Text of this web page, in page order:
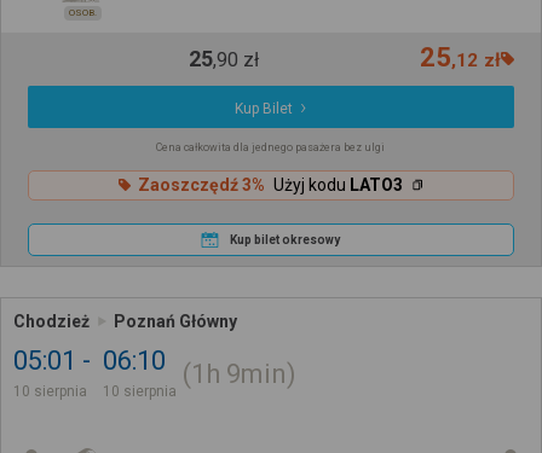
OSOB.
25,90 zł 25,12 zł
Kup Bilet
Cena całkowita dla jednego pasażera bez ulgi
Zaoszczędź 3% Użyj kodu LATO3
Kup bilet okresowy
Chodzież Poznań Główny
05:01
10 sierpnia
06:10
10 sierpnia
1h 9min